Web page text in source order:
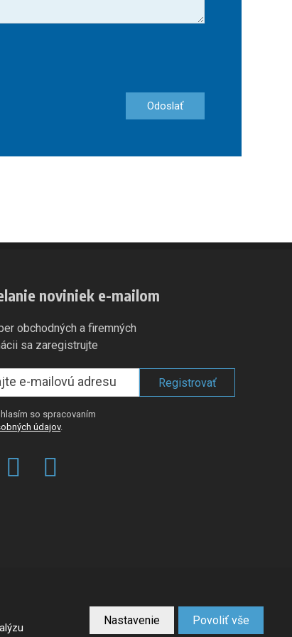
Odoslať
noviniek e-mailom
obchodných a firemných
sa zaregistrujte
so spracovaním
údajov.
Registrovať
Nastavenie Povoliť vše